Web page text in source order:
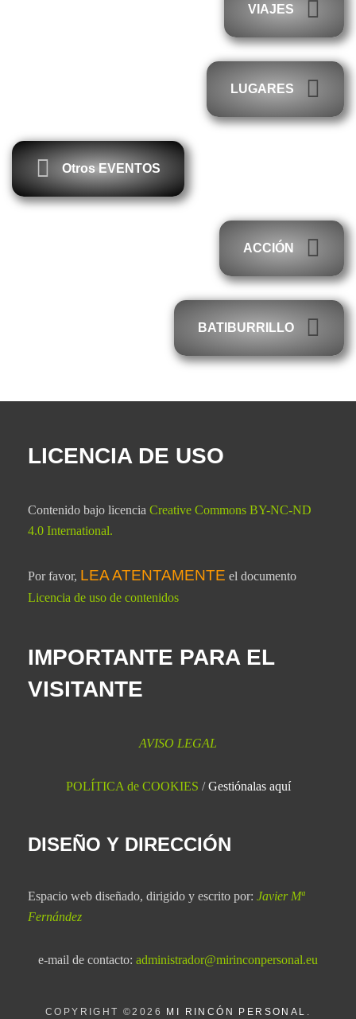
VIAJES
LUGARES
Otros EVENTOS
ACCIÓN
BATIBURRILLO
LICENCIA DE USO
Contenido bajo licencia Creative Commons BY-NC-ND
4.0 International.
Por favor, LEA ATENTAMENTE el documento
Licencia de uso de contenidos
IMPORTANTE PARA EL
VISITANTE
AVISO LEGAL
POLÍTICA de COOKIES /Gestiónalas aquí
DISEÑO Y DIRECCIÓN
Espacio web diseñado, dirigido y escrito por: Javier Mª
Fernández
e-mail de contacto: administrador@mirinconpersonal.eu
COPYRIGHT ©2026 MI RINCÓN PERSONAL .